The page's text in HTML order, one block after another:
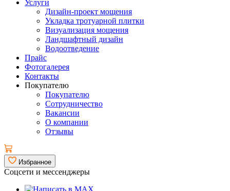
Услуги
Дизайн-проект мощения
Укладка тротуарной плитки
Визуализация мощения
Ландшафтный дизайн
Водоотведение
Прайс
Фотогалерея
Контакты
Покупателю
Покупателю
Сотрудничество
Вакансии
О компании
Отзывы
Избранное
Соцсети и мессенджеры